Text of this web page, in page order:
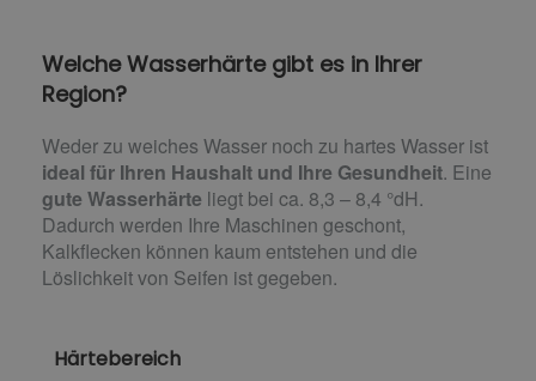
Welche Wasserhärte gibt es in Ihrer
Region?
Weder zu weiches Wasser noch zu hartes Wasser ist
ideal für Ihren Haushalt und Ihre Gesundheit. Eine
gute Wasserhärte liegt bei ca. 8,3 – 8,4 °dH.
Dadurch werden Ihre Maschinen geschont,
Kalkflecken können kaum entstehen und die
Löslichkeit von Seifen ist gegeben.
Härtebereich